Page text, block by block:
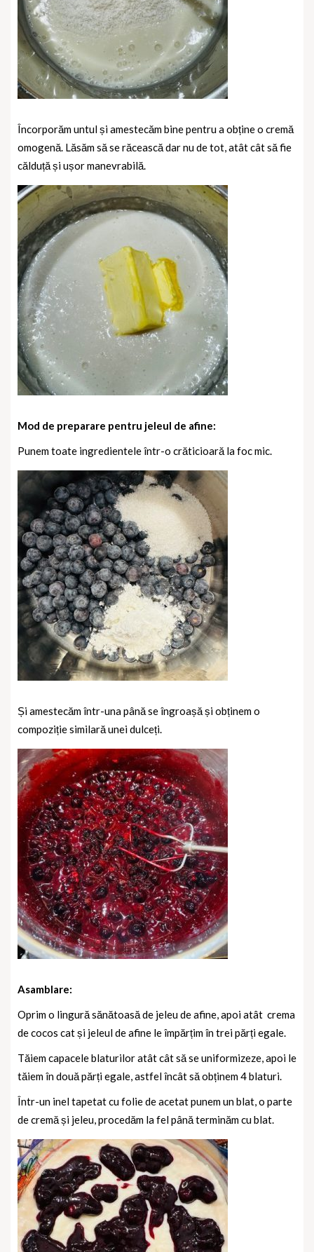
Încorporăm untul și amestecăm bine pentru a obține o cremă
omogenă. Lăsăm să se răcească dar nu de tot, atât cât să fie
călduță și ușor manevrabilă.
Mod de preparare pentru jeleul de afine:
Punem toate ingredientele într-o crăticioară la foc mic.
Și amestecăm într-una până se îngroașă și obținem o
compoziție similară unei dulceți.
Asamblare:
Oprim o lingură sănătoasă de jeleu de afine, apoi atât crema
de cocos cat și jeleul de afine le împărțim în trei părți egale.
Tăiem capacele blaturilor atât cât să se uniformizeze, apoi le
tăiem în două părți egale, astfel încât să obținem 4 blaturi.
Într-un inel tapetat cu folie de acetat punem un blat, o parte
de cremă și jeleu, procedăm la fel până terminăm cu blat.